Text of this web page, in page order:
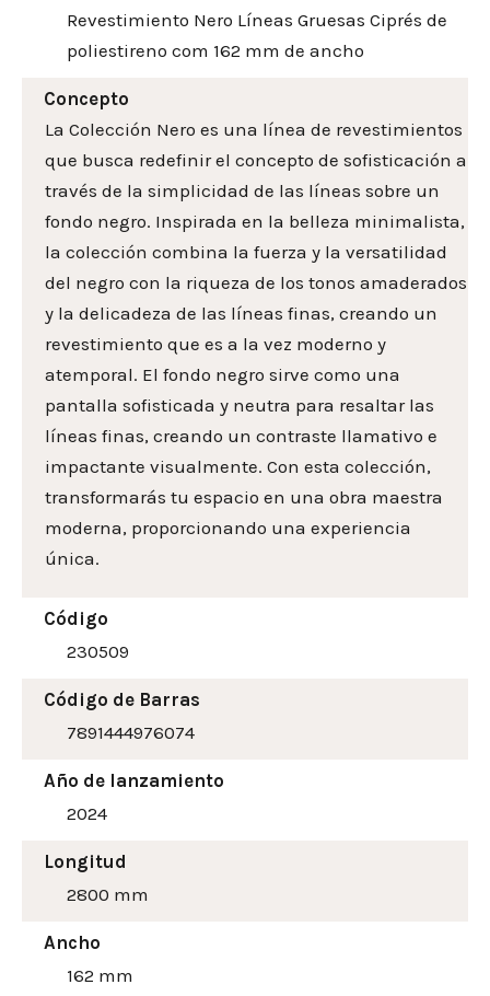
Revestimiento Nero Líneas Gruesas Ciprés de
poliestireno com 162 mm de ancho
Concepto
La Colección Nero es una línea de revestimientos
que busca redefinir el concepto de sofisticación a
través de la simplicidad de las líneas sobre un
fondo negro. Inspirada en la belleza minimalista,
la colección combina la fuerza y la versatilidad
del negro con la riqueza de los tonos amaderados
y la delicadeza de las líneas finas, creando un
revestimiento que es a la vez moderno y
atemporal. El fondo negro sirve como una
pantalla sofisticada y neutra para resaltar las
líneas finas, creando un contraste llamativo e
impactante visualmente. Con esta colección,
transformarás tu espacio en una obra maestra
moderna, proporcionando una experiencia
única.
Código
230509
Código de Barras
7891444976074
Año de lanzamiento
2024
Longitud
2800 mm
Ancho
162 mm